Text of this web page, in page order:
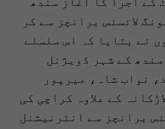
ڈرائیونگ لائسنس برانچز سے کر
نے بتایا کہ اس سلسلے
سے سندھ کے شہر ڈویژنل
نواب شاہ، میرپور
کے علاوہ کراچی کی
برانچز سے انٹرنیشنل